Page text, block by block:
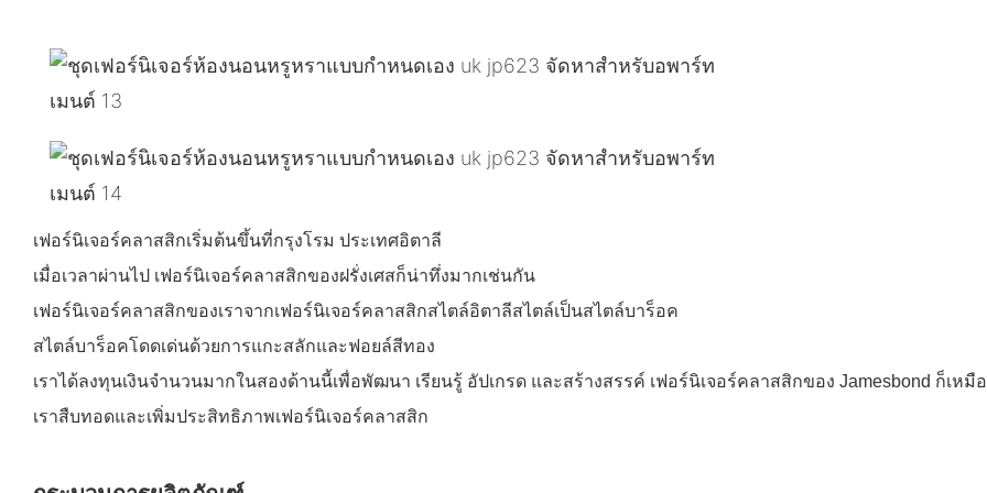
เฟอร์นิเจอร์คลาสสิกเริ่มต้นขึ้นที่กรุงโรม ประเทศอิตาลี
เมื่อเวลาผ่านไป เฟอร์นิเจอร์คลาสสิกของฝรั่งเศสก็น่าทึ่งมากเช่นกัน
เฟอร์นิเจอร์คลาสสิกของเราจากเฟอร์นิเจอร์คลาสสิกสไตล์อิตาลีสไตล์เป็นสไตล์บาร็อค
สไตล์บาร็อคโดดเด่นด้วยการแกะสลักและฟอยล์สีทอง
เราได้ลงทุนเงินจำนวนมากในสองด้านนี้เพื่อพัฒนา เรียนรู้ อัปเกรด และสร้างสรรค์ เฟอร์นิเจอร์คลาสสิกของ Jamesbond ก็เห
เราสืบทอดและเพิ่มประสิทธิภาพเฟอร์นิเจอร์คลาสสิก